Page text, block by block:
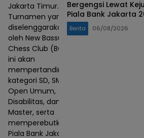
Jakarta Timur.
Turnamen yang
diselenggarakan
oleh New Bassura
Chess Club (BCC)
ini akan
mempertandingkan
kategori SD, SMP,
Open Umum,
Disabilitas, dan
Master, serta
memperebutkan
Piala Bank Jakarta
Bergengsi Lewat
Piala Bank Jakarta
Berita 06/08/2026